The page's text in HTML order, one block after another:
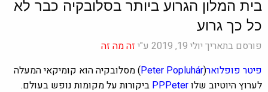
בית המלון הגרוע ביותר בסלובקיה כבר לא
כל כך גרוע
פורסם בתאריך יולי 19, 2019 ע"י
זה מה זה
פיטר פופלואר(
Peter Popluhár) מסלובקיה הוא קומיקאי המעלה
לערוץ היוטיוב שלוPPPeter ביקורות על מקומות נופש בעולם.